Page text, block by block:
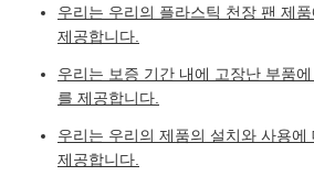
우리는 우리의 플라스틱 천장 팬 제
제공합니다.
우리는 보증 기간 내에 고장난 부품
를 제공합니다.
우리는 우리의 제품의 설치와 사용에
제공합니다.